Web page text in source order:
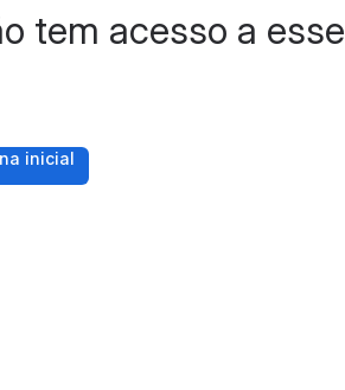
tem acesso a esse
inicial